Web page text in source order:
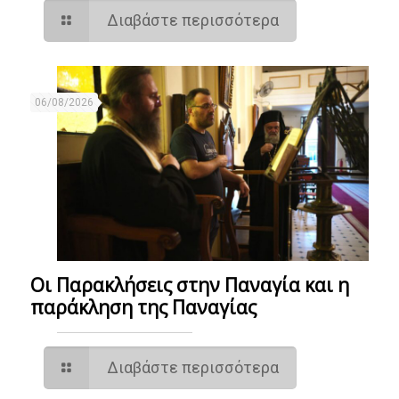
Διαβάστε περισσότερα
06/08/2026
Οι Παρακλήσεις στην Παναγία και η
παράκληση της Παναγίας
Διαβάστε περισσότερα